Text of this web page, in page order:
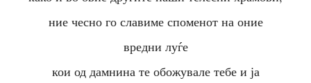
ние чесно го славиме споменот на оние
вредни луѓе
кои од дамнина те обожувале тебе и ја